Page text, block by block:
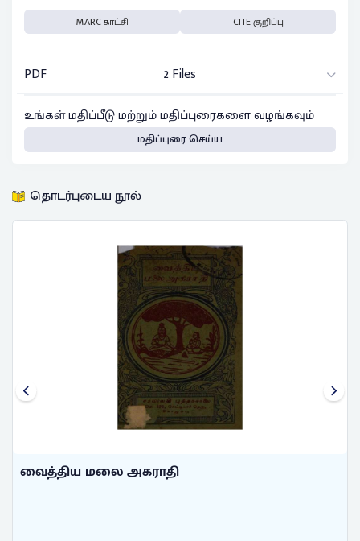
MARC காட்சி CITE குறிப்பு
PDF
2 Files
உங்கள் மதிப்பீடு மற்றும் மதிப்புரைகளை வழங்கவும்
மதிப்புரை செய்ய
தொடர்புடைய நூல்
அகராதி